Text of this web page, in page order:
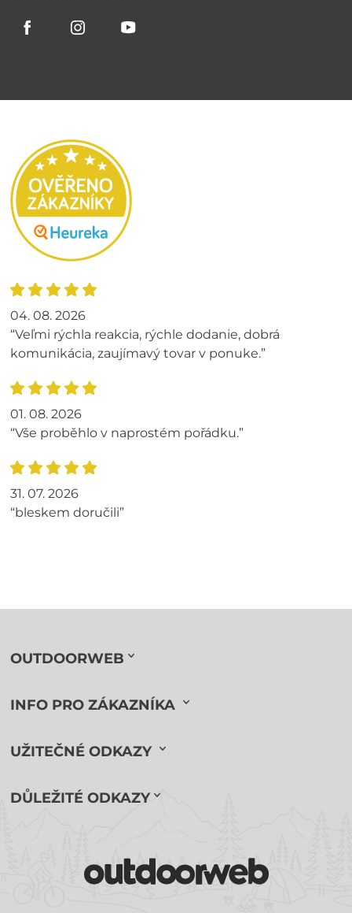
04. 08. 2026
“Veľmi rýchla reakcia, rýchle dodanie, dobrá
komunikácia, zaujímavý tovar v ponuke.”
01. 08. 2026
“Vše proběhlo v naprostém pořádku.”
31. 07. 2026
“bleskem doručili”
OUTDOORWEB
INFO PRO ZÁKAZNÍKA
UŽITEČNÉ ODKAZY
DŮLEŽITÉ ODKAZY